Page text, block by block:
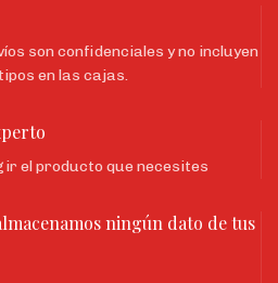
son confidenciales y no incluyen
en las cajas.
el producto que necesites
ningún dato de tus